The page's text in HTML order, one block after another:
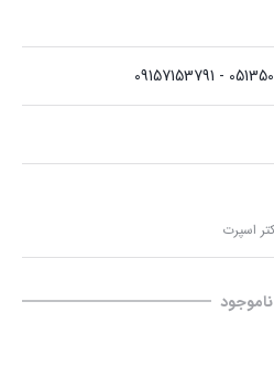
اسپرت
ناموجود